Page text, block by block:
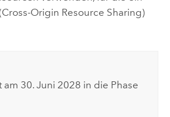
Origin Resource Sharing)
am 30. Juni 2028 in die Phase